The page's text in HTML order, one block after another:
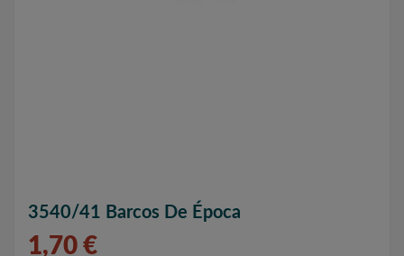
3540/41 Barcos De Época
1,70 €